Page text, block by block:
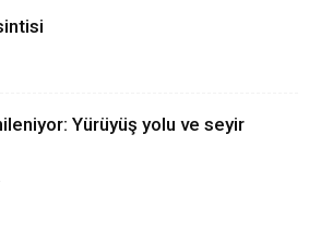
Yürüyüş yolu ve seyir